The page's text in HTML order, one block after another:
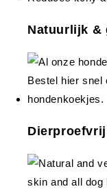
Natuurlijk &
Dierproefvrij